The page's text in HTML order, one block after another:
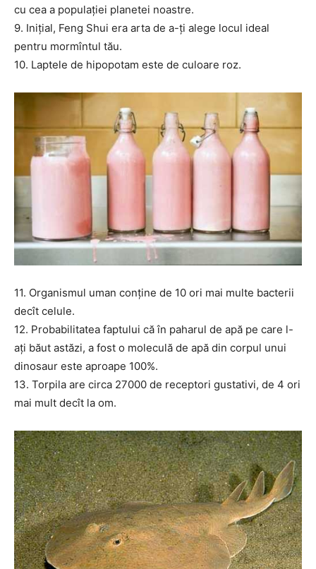
cu cea a populației planetei noastre.
9. Inițial, Feng Shui era arta de a-ți alege locul ideal
pentru mormîntul tău.
10. Laptele de hipopotam este de culoare roz.
11. Organismul uman conține de 10 ori mai multe bacterii
decît celule.
12. Probabilitatea faptului că în paharul de apă pe care l-
ați băut astăzi, a fost o moleculă de apă din corpul unui
dinosaur este aproape 100%.
13. Torpila are circa 27000 de receptori gustativi, de 4 ori
mai mult decît la om.